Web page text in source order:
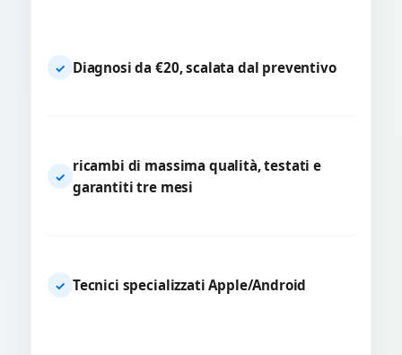
✓ Diagnosi da €20, scalata dal preventivo
✓
ricambi di massima qualità, testati e
garantiti tre mesi
✓ Tecnici specializzati Apple/Android